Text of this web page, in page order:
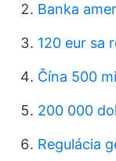
Banka
120 eur sa
Čína 500
200 000
Regulácia